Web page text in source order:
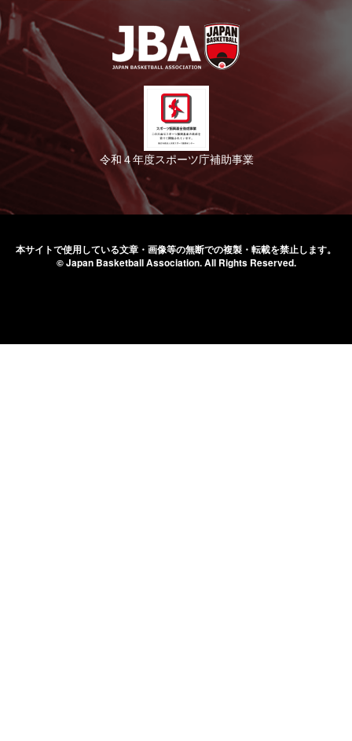
令和４年度スポーツ庁補助事業
本サイトで使用している文章・画像等の無断での複製・転載を禁止します。
© Japan Basketball Association.All Rights Reserved.